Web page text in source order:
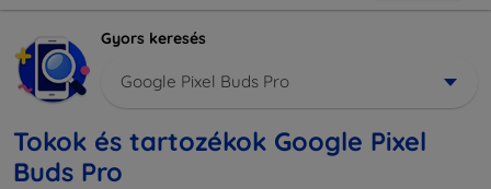
Gyors keresés
Google Pixel Buds Pro
Tokok és tartozékok Google Pixel
Buds Pro